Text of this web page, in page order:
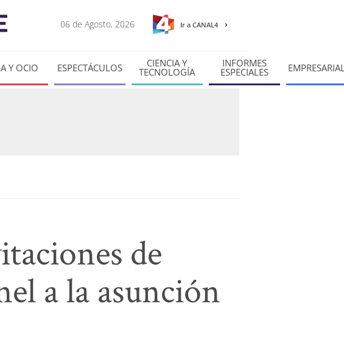
06 de Agosto, 2026 Ir a CANAL4
Y OCIO ESPECTÁCULOS CIENCIA Y
TECNOLOGÍA
INFORMES
ESPECIALES
de
a la asunción